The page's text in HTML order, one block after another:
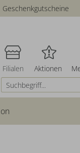
Geschenkgutscheine
Filialen Aktionen